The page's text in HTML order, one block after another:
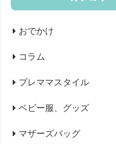
おでかけ
コラム
プレママスタイル
ベビー服、グッズ
マザーズバッグ